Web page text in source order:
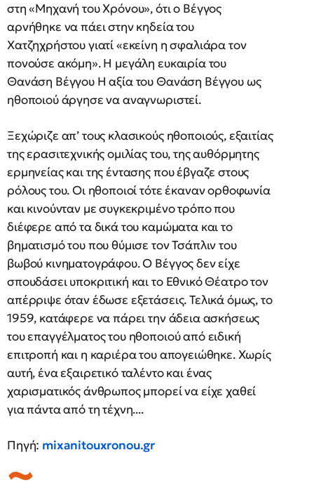
στη «Μηχανή του Χρόνου», ότι ο Βέγγος
αρνήθηκε να πάει στην κηδεία του
Χατζηχρήστου γιατί «εκείνη η σφαλιάρα τον
πονούσε ακόμη». Η μεγάλη ευκαιρία του
Θανάση Βέγγου Η αξία του Θανάση Βέγγου ως
ηθοποιού άργησε να αναγνωριστεί.
Ξεχώριζε απ’ τους κλασικούς ηθοποιούς, εξαιτίας
της ερασιτεχνικής ομιλίας του, της αυθόρμητης
ερμηνείας και της έντασης που έβγαζε στους
ρόλους του. Οι ηθοποιοί τότε έκαναν ορθοφωνία
και κινούνταν με συγκεκριμένο τρόπο που
διέφερε από τα δικά του καμώματα και το
βηματισμό του που θύμισε τον Τσάπλιν του
βωβού κινηματογράφου. Ο Βέγγος δεν είχε
σπουδάσει υποκριτική και το Εθνικό Θέατρο τον
απέρριψε όταν έδωσε εξετάσεις. Τελικά όμως, το
1959, κατάφερε να πάρει την άδεια ασκήσεως
του επαγγέλματος του ηθοποιού από ειδική
επιτροπή και η καριέρα του απογειώθηκε. Χωρίς
αυτή, ένα εξαιρετικό ταλέντο και ένας
χαρισματικός άνθρωπος μπορεί να είχε χαθεί
για πάντα από τη τέχνη....
Πηγή: mixanitouxronou.gr